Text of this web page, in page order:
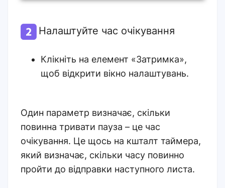
Налаштуйте час очікування
Клікніть на елемент «Затримка»,
щоб відкрити вікно налаштувань.
Один параметр визначає, скільки
повинна тривати пауза – це час
очікування. Це щось на кшталт таймера,
який визначає, скільки часу повинно
пройти до відправки наступного листа.